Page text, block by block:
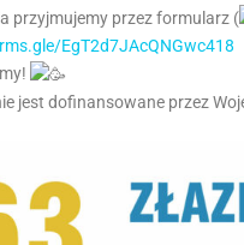
przyjmujemy przez formularz (
EgT2d7JAcQNGwc418
jest dofinansowane przez